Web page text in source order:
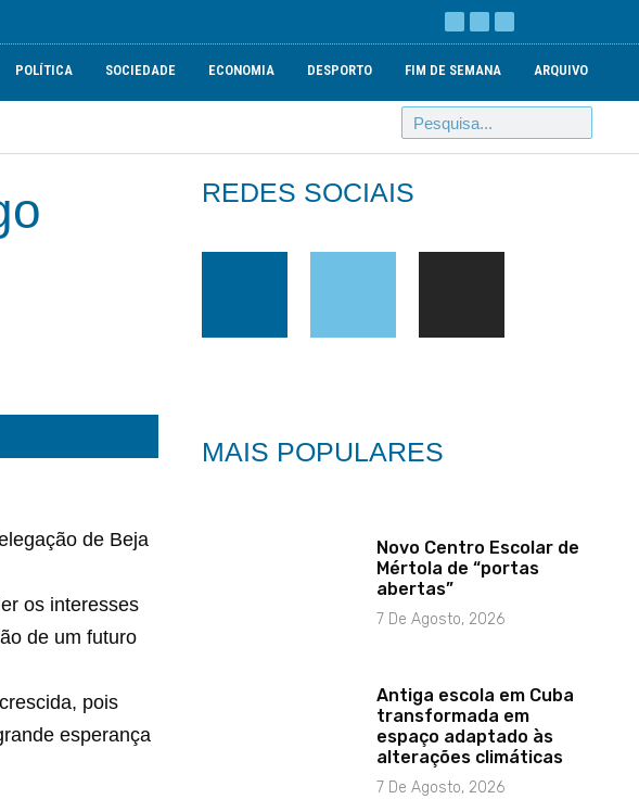
POLÍTICA SOCIEDADE ECONOMIA DESPORTO FIM DE SEMANA ARQUIVO
de Beja
os interesses
de um futuro
pois
esperança
REDES SOCIAIS
MAIS POPULARES
Novo Centro Escolar de
Mértola de “portas
abertas”
7 De Agosto, 2026
Antiga escola em Cuba
transformada em
espaço adaptado às
alterações climáticas
7 De Agosto, 2026